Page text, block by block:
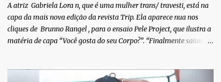
A atriz Gabriela Lora n, que é uma mulher trans/ travesti, está na
capa da mais nova edição da revista Trip. Ela aparece nua nos
cliques de Brunno Rangel , para o ensaio Pele Project, que ilustra a
matéria de capa “Você gosta do seu Corpo?”. “Finalmente saiuuu!!!
convidarem para esse projeto incrível, que fala acima de tudo